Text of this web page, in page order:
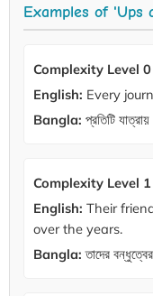
Examples of 'Ups
Complexity Level
English: Every
Bangla: প্রতিটি
Complexity Level
English: Their
over the years.
Bangla: তাদের